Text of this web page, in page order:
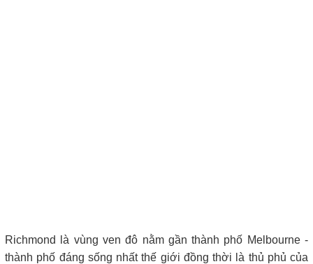
Richmond là vùng ven đô nằm gần thành phố Melbourne -
thành phố đáng sống nhất thế giới đồng thời là thủ phủ của